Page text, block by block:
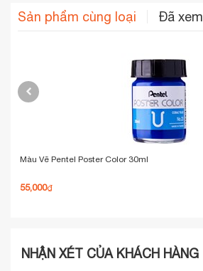
Sản phẩm cùng loại Đã xem
Màu Vẽ Pentel Poster Color 30ml
55,000₫
NHẬN XÉT CỦA KHÁCH HÀNG